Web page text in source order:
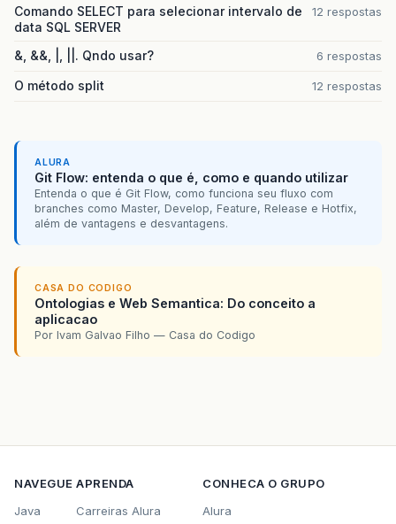
Comando SELECT para selecionar intervalo de
data SQL SERVER
12 respostas
&, &&, |, ||. Qndo usar? 6 respostas
O método split 12 respostas
ALURA
Git Flow: entenda o que é, como e quando utilizar
Entenda o que é Git Flow, como funciona seu fluxo com
branches como Master, Develop, Feature, Release e Hotfix,
além de vantagens e desvantagens.
CASA DO CODIGO
Ontologias e Web Semantica: Do conceito a
aplicacao
Por Ivam Galvao Filho — Casa do Codigo
NAVEGUE
Java
APRENDA
Carreiras Alura
CONHECA O GRUPO
Alura